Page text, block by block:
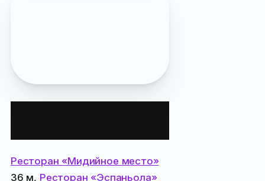
Ресторан «Мидийное место»
36 м, Ресторан «Эспаньола»